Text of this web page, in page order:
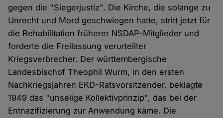
gegen die "Siegerjustiz". Die Kirche, die solange zu
Unrecht und Mord geschwiegen hatte, stritt jetzt für
die Rehabilitation früherer NSDAP-Mitglieder und
forderte die Freilassung verurteilter
Kriegsverbrecher. Der württembergische
Landesbischof Theophil Wurm, in den ersten
Nachkriegsjahren EKD-Ratsvorsitzender, beklagte
1949 das "unselige Kollektivprinzip", das bei der
Entnazifizierung zur Anwendung käme. Die